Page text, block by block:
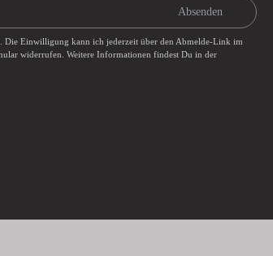
Absenden
Die Einwilligung kann ich jederzeit über den Abmelde-Link im
widerrufen. Weitere Informationen findest Du in der